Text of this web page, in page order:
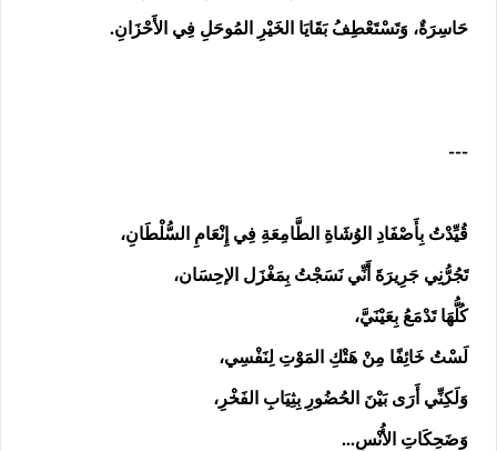
حَاسِرَةٌ، وَتَسْتَعْطِفُ بَقَايَا الخَيْرِ المُوحَلِ فِي الأَحْزَانِ.
---
قُيِّدْتُ بِأَصْفَادِ الوُشَاةِ الطَّامِعَةِ فِي إِنْعَامِ السُّلْطَانِ،
تَجُرُّنِي جَرِيرَةَ أَنِّي نَسَجْتُ بِمَغْزَل الإحِسَان،
كُلُّهَا تَدْمَعُ بِعَيْنَيَّ،
لَسْتُ خَائِفًا مِنْ هَتْكِ المَوْتِ لِنَفْسِي،
وَلَكِنِّي أَرَى بَيْنَ الحُضُورِ بِثِيَابِ الفَخْرِ،
وَضَحِكَاتِ الأُنْسِ…